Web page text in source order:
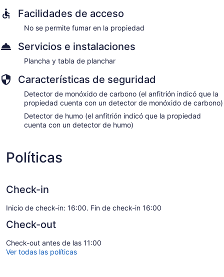
Facilidades de acceso
No se permite fumar en la propiedad
Servicios e instalaciones
Plancha y tabla de planchar
Características de seguridad
Detector de monóxido de carbono (el anfitrión indicó que la
propiedad cuenta con un detector de monóxido de carbono)
Detector de humo (el anfitrión indicó que la propiedad
cuenta con un detector de humo)
Políticas
Check-in
Inicio de check-in: 16:00. Fin de check-in 16:00
Check-out
Check-out antes de las 11:00
Ver todas las políticas